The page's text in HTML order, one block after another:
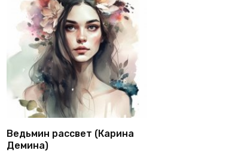
Ведьмин рассвет (Карина
Демина)